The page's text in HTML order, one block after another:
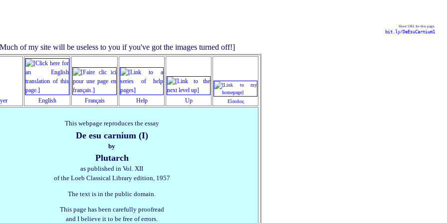
Short URL for this page:
bit.ly/DeEsuCarnium1
English Français Help Up Εἴσοδος
This webpage reproduces the essay
De esu carnium (I)
by
Plutarch
as published in Vol. XII
of the Loeb Classical Library edition, 1957
The text is in the public domain.
This page has been carefully proofread
and I believe it to be free of errors.